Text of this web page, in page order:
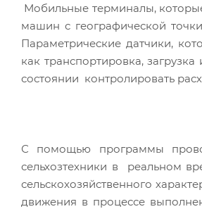
Мобильные терминалы,
машин с географической
Параметрические датчики,
как транспортировка,
состоянии контролировать
С помощью программы
сельхозтехники в реальном
сельскохозяйственного
движения в процессе